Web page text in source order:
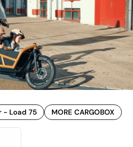
- Load 75 MORE CARGOBOX